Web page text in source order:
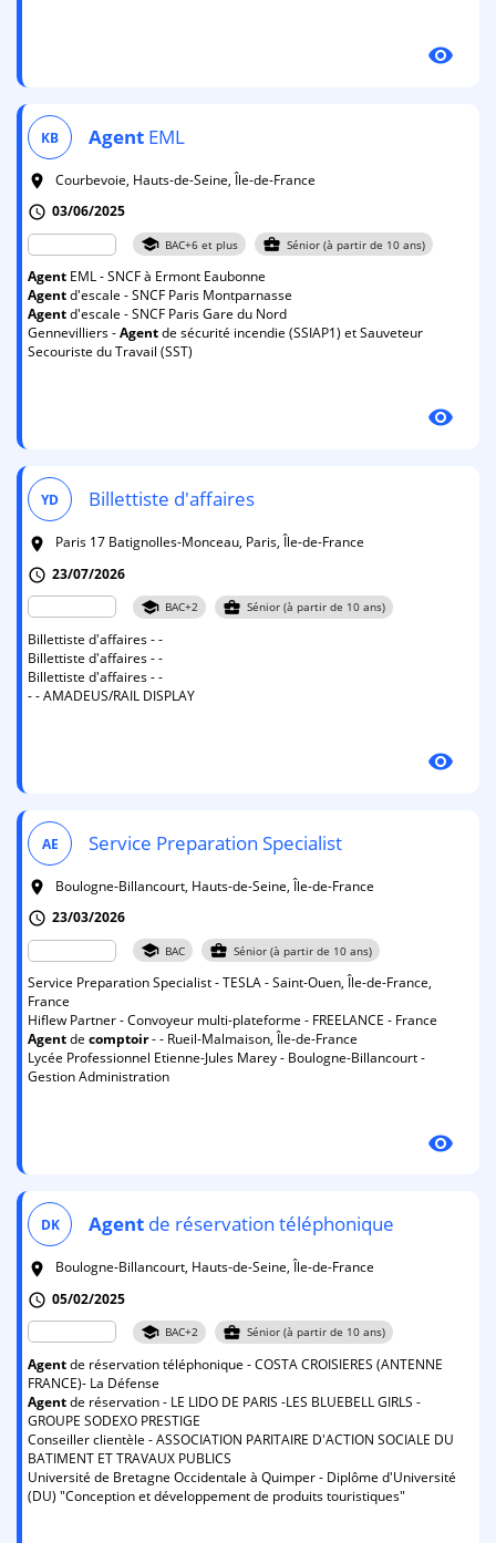
visibility
KB Agent EML
room
Courbevoie, Hauts-de-Seine, Île-de-France
schedule 03/06/2025
school BAC+6 et plus business_center Sénior (à partir de 10 ans)
Agent EML - SNCF à Ermont Eaubonne
Agentd'escale - SNCF Paris Montparnasse
Agentd'escale - SNCF Paris Gare du Nord
Gennevilliers -Agentde sécurité incendie (SSIAP1) et Sauveteur
Secouriste du Travail (SST)
visibility
YD Billettiste d'affaires
room
Paris 17 Batignolles-Monceau, Paris, Île-de-France
schedule 23/07/2026
school BAC+2 business_center Sénior (à partir de 10 ans)
Billettiste d'affaires - -
Billettiste d'affaires - -
Billettiste d'affaires - -
- - AMADEUS/RAIL DISPLAY
visibility
AE Service Preparation Specialist
room
Boulogne-Billancourt, Hauts-de-Seine, Île-de-France
schedule 23/03/2026
school BAC business_center Sénior (à partir de 10 ans)
Service Preparation Specialist - TESLA - Saint-Ouen, Île-de-France,
France
Hiflew Partner - Convoyeur multi-plateforme - FREELANCE - France
Agentde comptoir- - Rueil-Malmaison, Île-de-France
Lycée Professionnel Etienne-Jules Marey - Boulogne-Billancourt -
Gestion Administration
visibility
DK Agent de réservation téléphonique
room
Boulogne-Billancourt, Hauts-de-Seine, Île-de-France
schedule 05/02/2025
school BAC+2 business_center Sénior (à partir de 10 ans)
Agentde réservation téléphonique - COSTA CROISIERES (ANTENNE
FRANCE)- La Défense
Agentde réservation - LE LIDO DE PARIS -LES BLUEBELL GIRLS -
GROUPE SODEXO PRESTIGE
Conseiller clientèle - ASSOCIATION PARITAIRE D'ACTION SOCIALE DU
BATIMENT ET TRAVAUX PUBLICS
Université de Bretagne Occidentale à Quimper - Diplôme d'Université
(DU) "Conception et développement de produits touristiques"